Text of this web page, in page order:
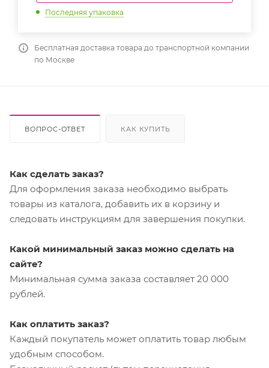
Последняя упаковка
Бесплатная доставка товара до транспортной компании
по Москве
ВОПРОС-ОТВЕТ КАК КУПИТЬ
Как сделать заказ?
Для оформления заказа необходимо выбрать
товары из каталога, добавить их в корзину и
следовать инструкциям для завершения покупки.
Какой минимальный заказ можно сделать на
сайте?
Минимальная сумма заказа составляет 20 000
рублей.
Как оплатить заказ?
Каждый покупатель может оплатить товар любым
удобным способом.